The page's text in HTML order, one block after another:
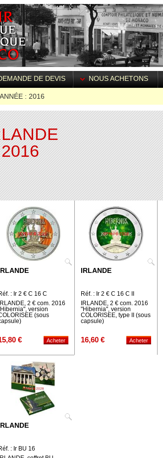
DE DEVIS NOUS ACHETONS
ANNÉE : 2016
: Ir 2 € C 16 C
IRLANDE, 2 € com. 2016
version
(sous
€
IRLANDE
Réf. : Ir 2 € C 16 C II
IRLANDE, 2 € com. 2016
"Hibernia", version
COLORISEE, type II (sous
capsule)
16,60 €
: Ir BU 16